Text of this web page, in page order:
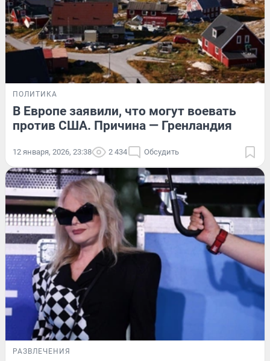
ПОЛИТИКА
В Европе заявили, что могут воевать
против США. Причина — Гренландия
12 января, 2026, 23:38 2 434 Обсудить
РАЗВЛЕЧЕНИЯ